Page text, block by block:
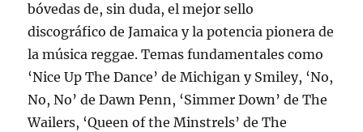
bóvedas de, sin duda, el mejor sello
discográfico de Jamaica y la potencia pionera de
la música reggae. Temas fundamentales como
‘Nice Up The Dance’ de Michigan y Smiley, ‘No,
No, No’ de Dawn Penn, ‘Simmer Down’ de The
Wailers, ‘Queen of the Minstrels’ de The